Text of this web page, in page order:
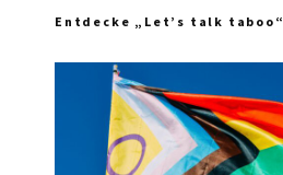
Entdecke „Let’s talk